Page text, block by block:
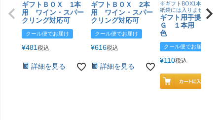
ギフトＢＯＸ 1本
用 ワイン・スパー
クリング対応可
クール便でお届け
¥481税込
詳細を見る
ギフトＢＯＸ 2本
用 ワイン・スパー
クリング対応可
クール便でお届け
¥616税込
詳細を見る
※ギフトBOX1本用はこ
紙袋には入りません
ギフト用手提げＢ
Ｇ １本用 エン
色
クール便でお届け
¥110税込